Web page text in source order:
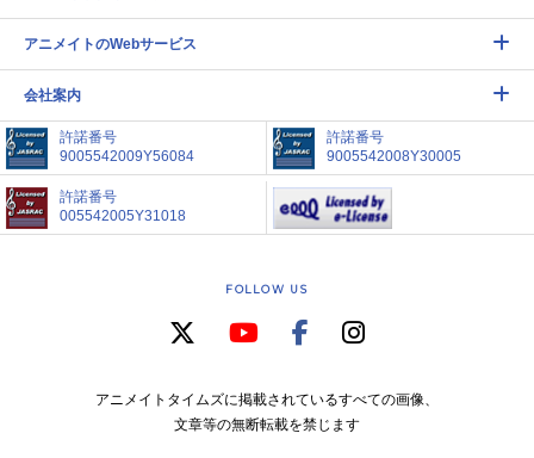
アニメイトのWebサービス
会社案内
許諾番号
9005542009Y56084
許諾番号
9005542008Y30005
許諾番号
005542005Y31018
FOLLOW US
アニメイトタイムズに掲載されているすべての画像、
文章等の無断転載を禁じます